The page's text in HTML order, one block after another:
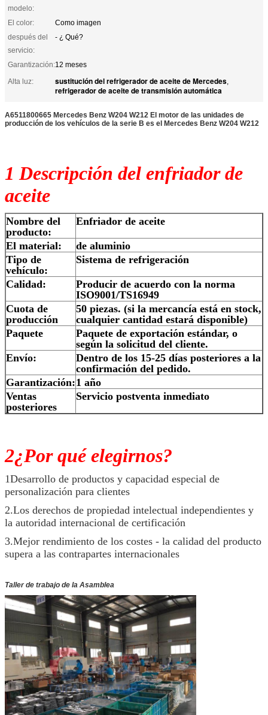
modelo:
El color:
Como imagen
después del
servicio:
- ¿ Qué?
Garantización:12 meses
Alta luz:
sustitución del refrigerador de aceite de Mercedes,
refrigerador de aceite de transmisión automática
A6511800665 Mercedes Benz W204 W212 El motor de las unidades de
producción de los vehículos de la serie B es el Mercedes Benz W204 W212
1 Descripción del enfriador de
aceite
Nombre del
producto:
Enfriador de aceite
El material:
de aluminio
Tipo de
vehículo:
Sistema de refrigeración
Calidad:
Producir de acuerdo con la norma
ISO9001/TS16949
Cuota de
producción
50 piezas. (si la mercancía está en stock,
cualquier cantidad estará disponible)
Paquete
Paquete de exportación estándar, o
según la solicitud del cliente.
Envío:
Dentro de los 15-25 días posteriores a la
confirmación del pedido.
Garantización:1 año
Ventas
posteriores
Servicio postventa inmediato
2¿Por qué elegirnos?
1Desarrollo de productos y capacidad especial de
personalización para clientes
2.Los derechos de propiedad intelectual independientes y
la autoridad internacional de certificación
3.Mejor rendimiento de los costes - la calidad del producto
supera a las contrapartes internacionales
Taller de trabajo de la Asamblea